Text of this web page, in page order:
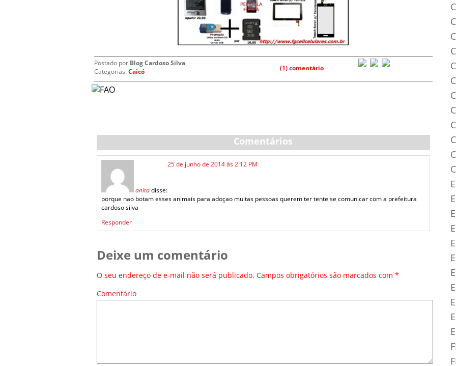
Postado por Blog Cardoso Silva
Categorias:Caicó (1) comentário
Comentários
anita disse:
25 de junho de 2014 às 2:12 PM
porque nao botam esses animais para adoçao muitas pessoas querem ter tente se comunicar com a prefeitura
cardoso silva
Responder
Deixe um comentário
O seu endereço de e-mail não será publicado. Campos obrigatórios são marcados com *
Comentário